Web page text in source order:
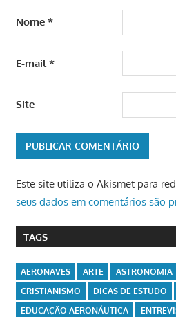
Nome *
E-mail *
Site
Este site utiliza o Akismet para
seus dados em comentários são
TAGS
AERONAVES ARTE ASTRONOMIA
CRISTIANISMO
DICAS DE ESTUDO
EDUCAÇÃO AERONÁUTICA